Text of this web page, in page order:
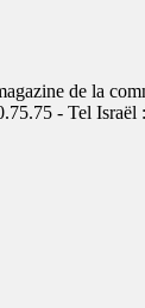
de la
- Tel Israël